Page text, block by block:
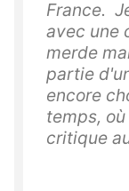
France.
avec une
merde
partie
encore
temps,
critique